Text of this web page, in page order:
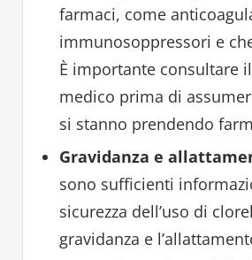
farmaci, come
immunosoppressori e
È importante consultare
medico prima di
si stanno prendendo
Gravidanza e
sono sufficienti
sicurezza dell’uso di
gravidanza e